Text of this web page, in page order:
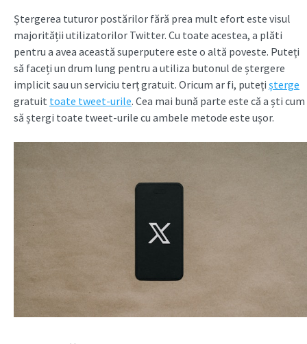
Ștergerea tuturor postărilor fără prea mult efort este visul
majorității utilizatorilor Twitter. Cu toate acestea, a plăti
pentru a avea această superputere este o altă poveste. Puteți
să faceți un drum lung pentru a utiliza butonul de ștergere
implicit sau un serviciu terț gratuit. Oricum ar fi, puteți șterge
gratuit toate tweet-urile. Cea mai bună parte este că a ști cum
să ștergi toate tweet-urile cu ambele metode este ușor.